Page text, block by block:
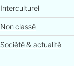
Interculturel
Non classé
Société & actualité